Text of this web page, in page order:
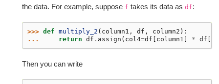
the data. For example, suppose f takes its data as df:
>>> def multiply_2 ( column1 , df , column2 ):
...
return df . assign ( col4=df column1 * df
Then you can write